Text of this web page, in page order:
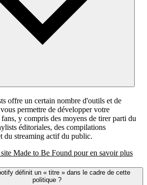
offre un certain nombre d'outils et de
permettre de développer votre
y compris des moyens de tirer parti du
éditoriales, des compilations
du streaming actif du public.
Made to Be Found pour en savoir plus
définit un « titre » dans le cadre de cette
politique ?